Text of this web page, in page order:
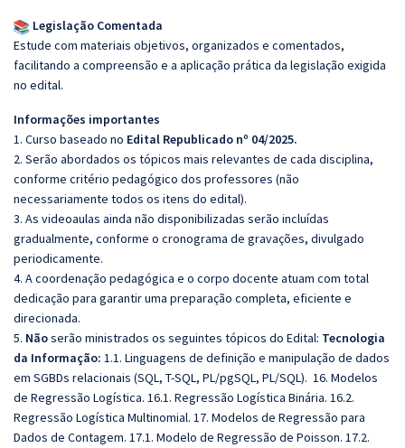
Legislação Comentada
Estude com materiais objetivos, organizados e comentados,
facilitando a compreensão e a aplicação prática da legislação exigida
no edital.
Informações importantes
1. Curso baseado no Edital Republicado nº 04/2025.
2. Serão abordados os tópicos mais relevantes de cada disciplina,
conforme critério pedagógico dos professores (não
necessariamente todos os itens do edital).
3. As videoaulas ainda não disponibilizadas serão incluídas
gradualmente, conforme o cronograma de gravações, divulgado
periodicamente.
4. A coordenação pedagógica e o corpo docente atuam com total
dedicação para garantir uma preparação completa, eficiente e
direcionada.
5. Nãoserão ministrados os seguintes tópicos do Edital: Tecnologia
da Informação: 1.1. Linguagens de definição e manipulação de dados
em SGBDs relacionais (SQL, T-SQL, PL/pgSQL, PL/SQL). 16. Modelos
de Regressão Logística. 16.1. Regressão Logística Binária. 16.2.
Regressão Logística Multinomial. 17. Modelos de Regressão para
Dados de Contagem. 17.1. Modelo de Regressão de Poisson. 17.2.